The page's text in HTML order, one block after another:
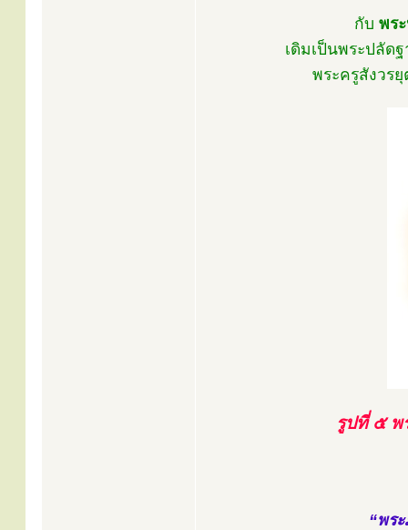
กับ พร
เดิมเป็นพระปลัด
พระครูสังวร
รูปที่ ๕ พ
“พร